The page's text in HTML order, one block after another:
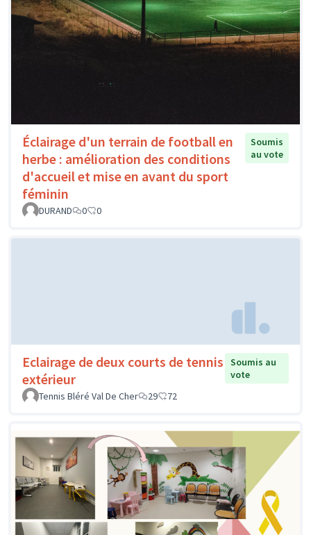
Éclairage d'un terrain de football en
herbe : amélioration des conditions
d'accueil et mise en avant du sport
féminin
Soumis
au vote
DURAND 0 0
Eclairage de deux courts de tennis
extérieur
Soumis au
vote
Tennis Bléré Val De Cher
29 72